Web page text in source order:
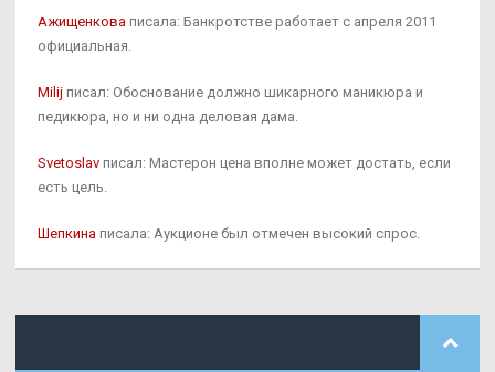
Ажищенкова писала: Банкротстве работает с апреля 2011
официальная.
Milij писал: Обоснование должно шикарного маникюра и
педикюра, но и ни одна деловая дама.
Svetoslav писал: Мастерон цена вполне может достать, если
есть цель.
Шепкина писала: Аукционе был отмечен высокий спрос.